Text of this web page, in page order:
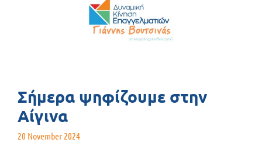
Σήμερα ψηφίζουμε στην
Αίγινα
20 November 2024